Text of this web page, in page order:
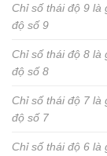
Chỉ số thái độ 9 là
độ số 9
Chỉ số thái độ 8 là
độ số 8
Chỉ số thái độ 7 là
độ số 7
Chỉ số thái độ 6 là